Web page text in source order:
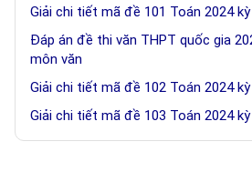
Giải chi tiết mã đề 101 Toán 2024
Đáp án đề thi văn THPT quốc gia
môn văn
Giải chi tiết mã đề 102 Toán 2024
Giải chi tiết mã đề 103 Toán 2024